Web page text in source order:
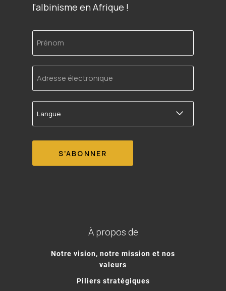
l'albinisme en Afrique !
Prénom
Adresse
électronique
Langue
À propos de
Notre vision, notre mission et nos
valeurs
Piliers stratégiques